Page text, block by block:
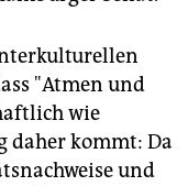
"Atmen und
wie
daher kommt: Da
und